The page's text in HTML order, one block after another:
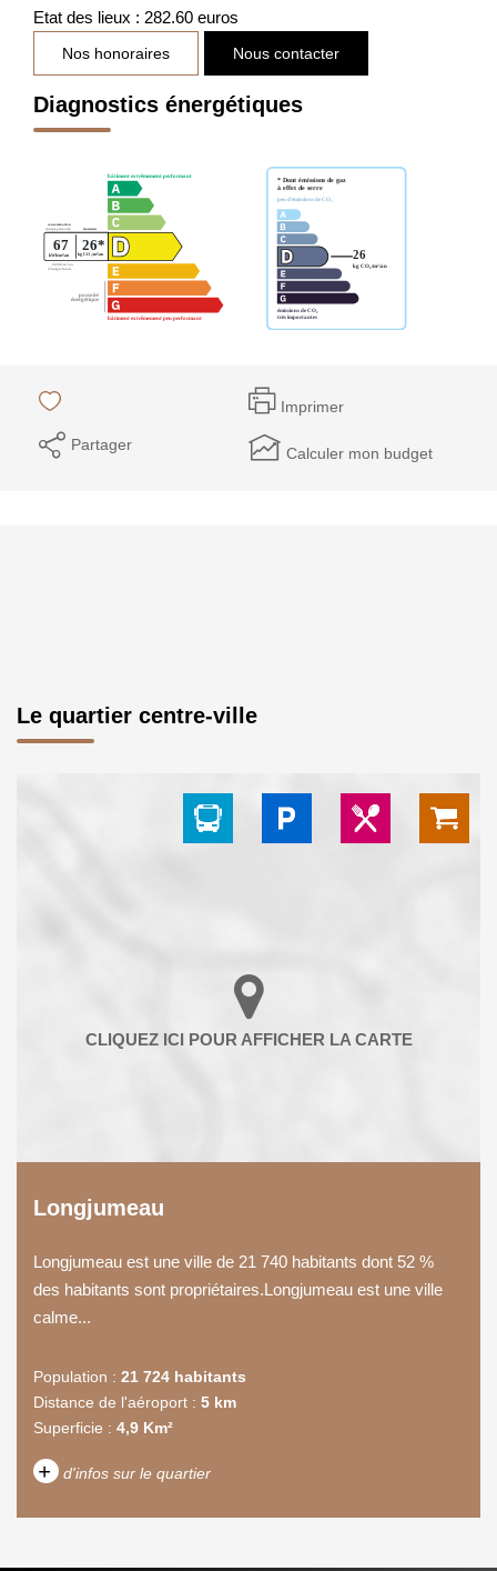
Etat des lieux : 282.60 euros
Nos honoraires Nous contacter
Diagnostics énergétiques
Imprimer
Partager Calculer mon budget
Le quartier centre-ville
Longjumeau
Longjumeau est une ville de 21 740 habitants dont 52 %
des habitants sont propriétaires.Longjumeau est une ville
calme...
Population : 21 724 habitants
Distance de l'aéroport : 5 km
Superficie : 4,9 Km²
+ d'infos sur le quartier